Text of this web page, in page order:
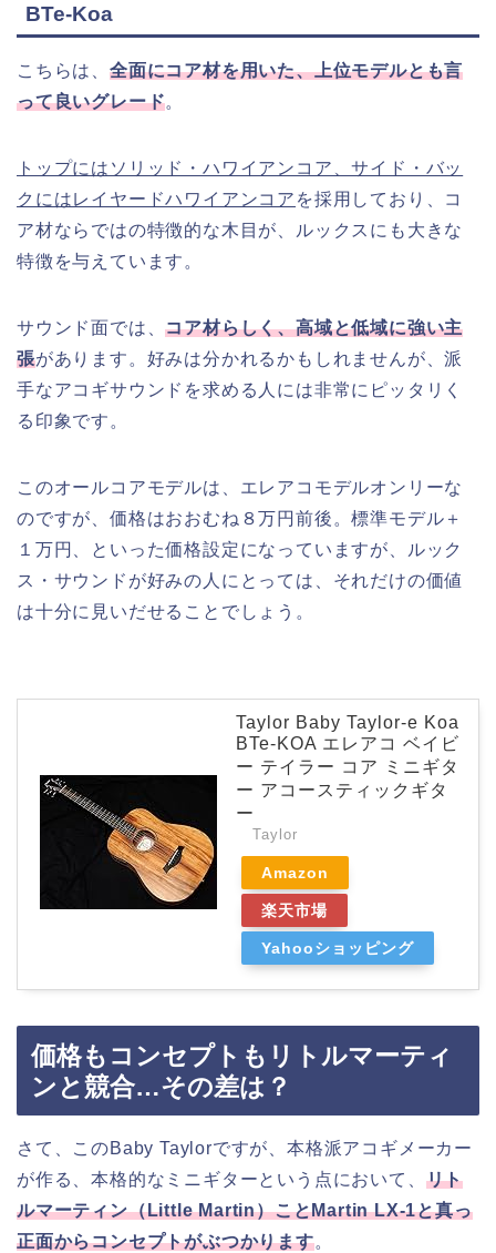
BTe-Koa
こちらは、 全面にコア材を用いた、上位モデルとも言
って良いグレード。
トップにはソリッド・ハワイアンコア、サイド・バッ
クにはレイヤードハワイアンコア を採用しており、コ
ア材ならではの特徴的な木目が、ルックスにも大きな
特徴を与えています。
サウンド面では、コア材らしく、高域と低域に強い主
張があります。好みは分かれるかもしれませんが、派
手なアコギサウンドを求める人には非常にピッタリく
る印象です。
このオールコアモデルは、エレアコモデルオンリーな
のですが、価格はおおむね８万円前後。標準モデル＋
１万円、といった価格設定になっていますが、ルック
ス・サウンドが好みの人にとっては、それだけの価値
は十分に見いだせることでしょう。
Taylor Baby Taylor-e Koa
BTe-KOA エレアコ ベイビ
ー テイラー コア ミニギタ
ー アコースティックギタ
ー
Taylor
Amazon
楽天市場
Yahooショッピング
価格もコンセプトもリトルマーティ
ンと競合…その差は？
さて、このBaby Taylorですが、本格派アコギメーカー
が作る、本格的なミニギターという点において、 リト
ルマーティン（Little Martin）ことMartin LX-1と真っ
正面からコンセプトがぶつかります。